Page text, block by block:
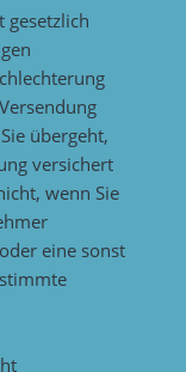
gesetzlich
übergeht,
versichert
wenn Sie
eine sonst